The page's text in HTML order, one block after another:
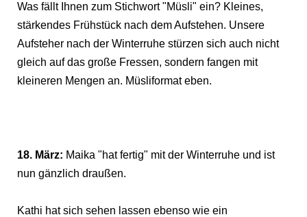
Was fällt Ihnen zum Stichwort "Müsli" ein? Kleines,
stärkendes Frühstück nach dem Aufstehen. Unsere
Aufsteher nach der Winterruhe stürzen sich auch nicht
gleich auf das große Fressen, sondern fangen mit
kleineren Mengen an. Müsliformat eben.
18. März: Maika "hat fertig" mit der Winterruhe und ist
nun gänzlich draußen.
Kathi hat sich sehen lassen ebenso wie ein